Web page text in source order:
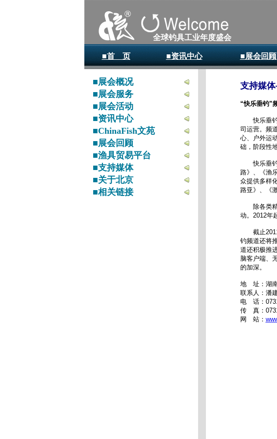
全球钓具工业年度盛会
■首 页 ■资讯中心 ■展会回顾